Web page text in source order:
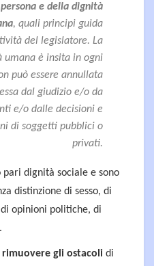
e della dignità
, quali principi guida
del legislatore. La
umana è insita in ogni
può essere annullata
dal giudizio e/o da
e/o dalle decisioni e
di soggetti pubblici o
privati.
dignità sociale e sono
distinzione di sesso, di
opinioni politiche, di
gli ostacoli di